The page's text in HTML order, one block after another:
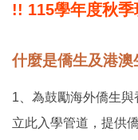
!! 115學年度秋
什麼是僑生及港澳
1、為鼓勵海外僑生
立此入學管道，提供